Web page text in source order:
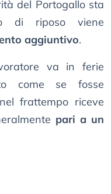
del Portogallo sta
di riposo viene
aggiuntivo.
va in ferie
come se fosse
frattempo riceve
pari a un